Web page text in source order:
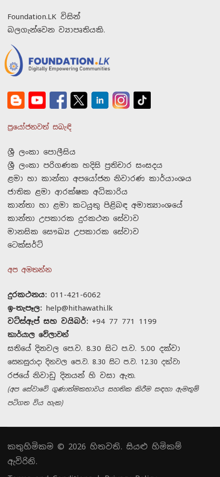
Foundation.LK විසින්
බලගැන්වෙන ව්‍යාපෘතියකි.
ප්‍රයෝජනවත් සබැඳි
ශ්‍රී ලංකා පොලීසිය
ශ්‍රී ලංකා පරිගණක හදිසි ප්‍රතිචාර සංසදය
ළමා හා කාන්තා අපයෝජන නිවාරණ කාර්යාංශය
ජාතික ළමා ආරක්ෂක අධිකාරිය
කාන්තා හා ළමා කටයුතු පිළිබඳ අමාත්‍යාංශයේ
කාන්තා උපකාරක දුරකථන සේවාව
මානසික සෞඛ්‍ය උපකාරක සේවාව
ටෙක්සර්ට්
අප අමතන්න
දුරකථනය: 011-421-6062
ඉ-තැපෑල: help@hithawathi.lk
වට්ස්ඇප් සහ වයිබර්: +94 77 771 1199
කාර්යාල වේලාවන්
සතියේ දිනවල පෙ.ව. 8.30 සිට ප.ව. 5.00 දක්වා
සෙනසුරාදා දිනවල පෙ.ව. 8.30 සිට ප.ව. 12.30 දක්වා
රජයේ නිවාඩු දිනයන් හි වසා ඇත.
(අප සේවාවේ ගුණාත්මකභාවය සහතික කිරීම සඳහා ඇමතුම්
පටිගත විය හැක)
කතුහිමිකම © 2026 හිතවති. සියළු හිමිකම්
ඇවිරිනි.